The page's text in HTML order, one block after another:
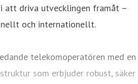
att driva utvecklingen framåt –
och internationellt.
telekomoperatören med en
som erbjuder robust, säker